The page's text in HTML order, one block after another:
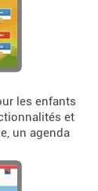
les enfants
et
un agenda